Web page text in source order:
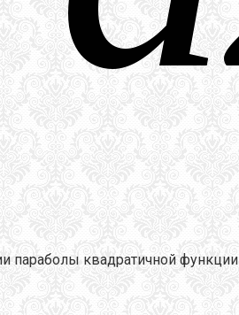
параболы квадратичной функции